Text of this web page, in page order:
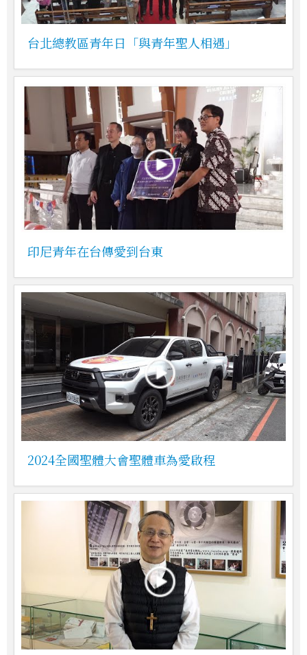
台北總教區青年日「與青年聖人相遇」
印尼青年在台傳愛到台東
2024全國聖體大會聖體車為愛啟程